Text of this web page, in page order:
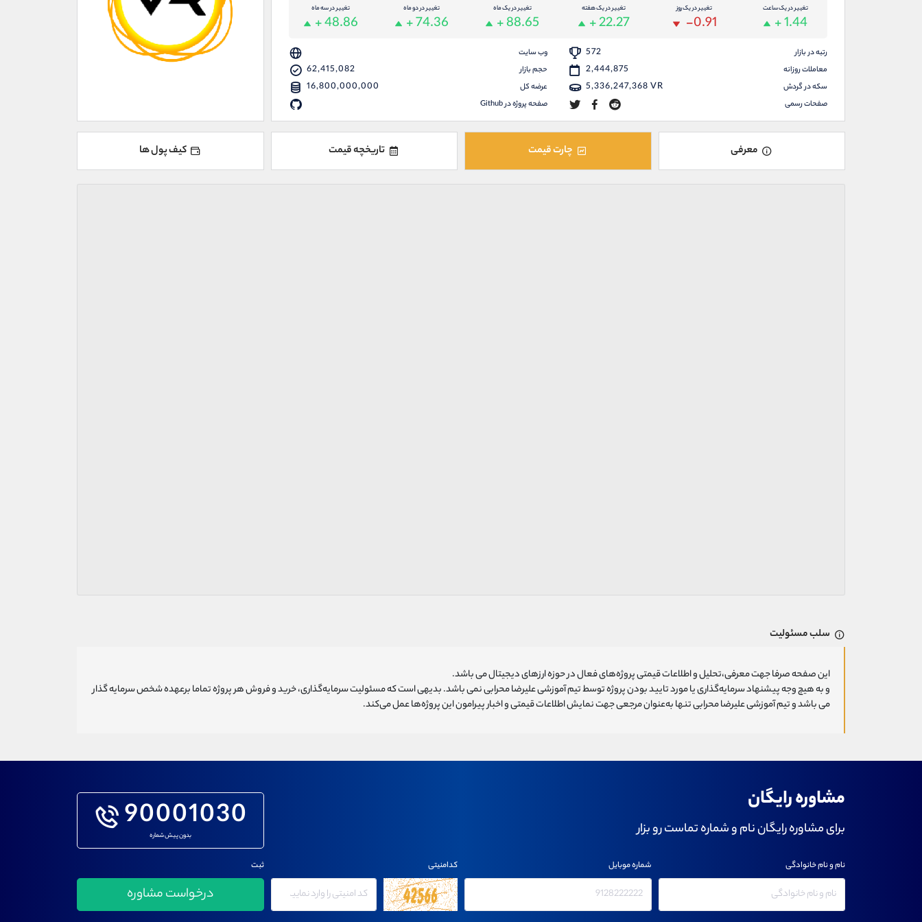
تغییر در یک ساعت
+ 1.44
تغییر در یک روز
-0.91
تغییر در یک هفته
+ 22.27
تغییر در یک ماه
+ 88.65
تغییر در دو ماه
+ 74.36
تغییر در سه ماه
+ 48.86
رتبه در بازار 572
وب سایت
معاملات روزانه
2,444,875 حجم بازار 62,415,082
سکه در گردش 5,336,247,368VR عرضه کل 16,800,000,000
صفحات رسمی صفحه پروژه در Github
معرفی چارت قیمت تاریخچه قیمت کیف پول ها
سلب مسئولیت
این صفحه صرفا جهت معرفی،تحلیل و اطلاعات قیمتی پروژه‌های فعال در حوزه ارزهای دیجیتال می باشد.
و به هیچ وجه پیشنهاد سرمایه‌گذاری یا مورد تایید بودن پروژه توسط تیم آموزشی علیرضا محرابی نمی باشد. بدیهی است که مسئولیت سرمایه‌گذاری، خرید و فروش هر پروژه تماما برعهده شخص سرمایه گذار
می باشد و تیم آموزشی علیرضا محرابی تنها به‌عنوان مرجعی جهت نمایش اطلاعات قیمتی و اخبار پیرامون این پروژه‌‌ها عمل می‌کند.
مشاوره رایگان
برای مشاوره رایگان نام و شماره تماست رو بزار 90001030
بدون پیش شماره
نام و نام خانوادگی شماره موبایل کدامنیتی ثبت